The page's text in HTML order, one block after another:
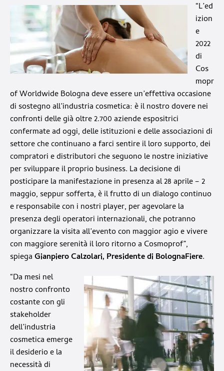
“L’ed
izion
e
2022
di
Cos
mopr
of Worldwide Bologna deve essere un’effettiva occasione
di sostegno all’industria cosmetica: è il nostro dovere nei
confronti delle già oltre 2.700 aziende espositrici
confermate ad oggi, delle istituzioni e delle associazioni di
settore che continuano a farci sentire il loro supporto, dei
compratori e distributori che seguono le nostre iniziative
per sviluppare il proprio business. La decisione di
posticipare la manifestazione in presenza al 28 aprile – 2
maggio, seppur sofferta, è il frutto di un dialogo continuo
e responsabile con i nostri player, per agevolare la
presenza degli operatori internazionali, che potranno
organizzare la visita all’evento con maggior agio e vivere
con maggiore serenità il loro ritorno a Cosmoprof”,
spiegaGianpiero Calzolari, Presidente di BolognaFiere.
“Da mesi nel
nostro confronto
costante con gli
stakeholder
dell’industria
cosmetica emerge
il desiderio e la
necessità di